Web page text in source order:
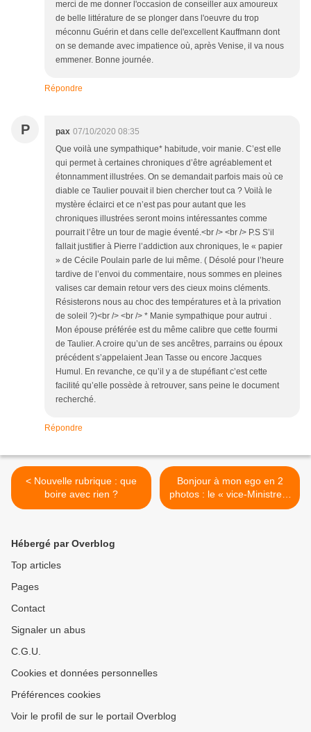
merci de me donner l'occasion de conseiller aux amoureux
de belle littérature de se plonger dans l'oeuvre du trop
méconnu Guérin et dans celle del'excellent Kauffmann dont
on se demande avec impatience où, après Venise, il va nous
emmener. Bonne journée.
Répondre
P pax 07/10/2020 08:35
Que voilà une sympathique* habitude, voir manie. C’est elle
qui permet à certaines chroniques d’être agréablement et
étonnamment illustrées. On se demandait parfois mais où ce
diable ce Taulier pouvait il bien chercher tout ca ? Voilà le
mystère éclairci et ce n’est pas pour autant que les
chroniques illustrées seront moins intéressantes comme
pourrait l’être un tour de magie éventé.<br /> <br /> P.S S’il
fallait justifier à Pierre l’addiction aux chroniques, le « papier
» de Cécile Poulain parle de lui même. ( Désolé pour l’heure
tardive de l’envoi du commentaire, nous sommes en pleines
valises car demain retour vers des cieux moins cléments.
Résisterons nous au choc des températures et à la privation
de soleil ?)<br /> <br /> * Manie sympathique pour autrui .
Mon épouse préférée est du même calibre que cette fourmi
de Taulier. A croire qu’un de ses ancêtres, parrains ou époux
précédent s’appelaient Jean Tasse ou encore Jacques
Humul. En revanche, ce qu’il y a de stupéfiant c’est cette
facilité qu’elle possède à retrouver, sans peine le document
recherché.
Répondre
< Nouvelle rubrique : que
boire avec rien ?
Bonjour à mon ego en 2
photos : le « vice-Ministre »
et les autres Maxime
Hébergé par Overblog
Top articles
Pages
Contact
Signaler un abus
C.G.U.
Cookies et données personnelles
Préférences cookies
Voir le profil de sur le portail Overblog